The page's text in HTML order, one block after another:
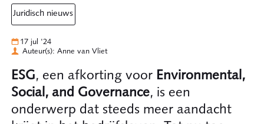
juridisch nieuws
17 jul '24
Auteur(s): Anne van Vliet
ESG, een afkorting voor Environmental,
Social, and Governance, is een
onderwerp dat steeds meer aandacht